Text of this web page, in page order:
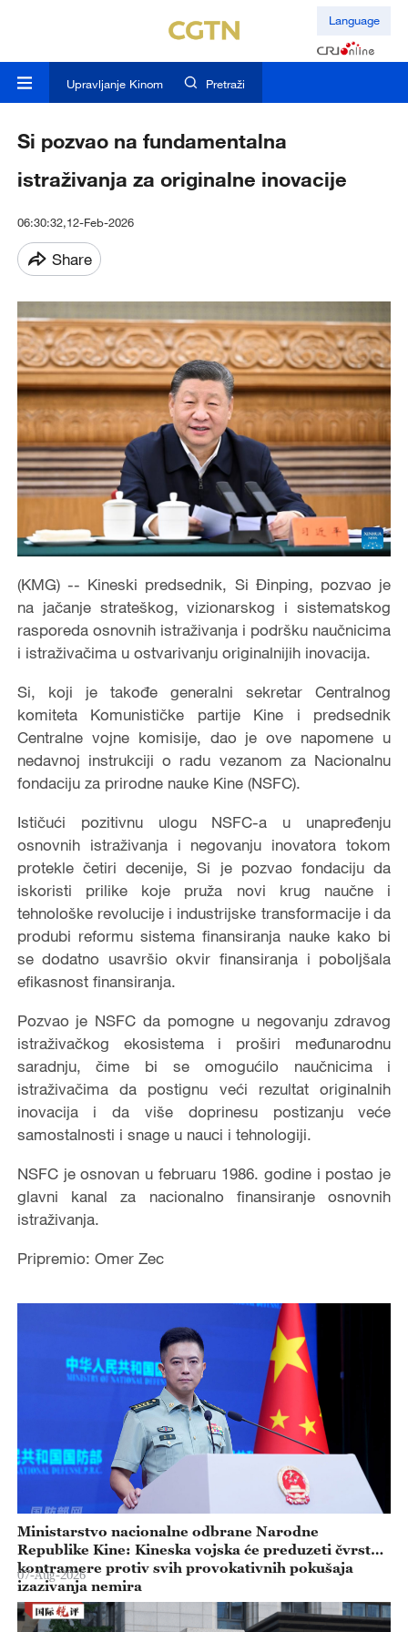
Language
Upravljanje Kinom Pretraži
Si pozvao na fundamentalna
istraživanja za originalne inovacije
06:30:32,12-Feb-2026
Share
(KMG) -- Kineski predsednik, Si Đinping, pozvao je
na jačanje strateškog, vizionarskog i sistematskog
rasporeda osnovnih istraživanja i podršku naučnicima
i istraživačima u ostvarivanju originalnijih inovacija.
Si, koji je takođe generalni sekretar Centralnog
komiteta Komunističke partije Kine i predsednik
Centralne vojne komisije, dao je ove napomene u
nedavnoj instrukciji o radu vezanom za Nacionalnu
fondaciju za prirodne nauke Kine (NSFC).
Ističući pozitivnu ulogu NSFC-a u unapređenju
osnovnih istraživanja i negovanju inovatora tokom
protekle četiri decenije, Si je pozvao fondaciju da
iskoristi prilike koje pruža novi krug naučne i
tehnološke revolucije i industrijske transformacije i da
produbi reformu sistema finansiranja nauke kako bi
se dodatno usavršio okvir finansiranja i poboljšala
efikasnost finansiranja.
Pozvao je NSFC da pomogne u negovanju zdravog
istraživačkog ekosistema i proširi međunarodnu
saradnju, čime bi se omogućilo naučnicima i
istraživačima da postignu veći rezultat originalnih
inovacija i da više doprinesu postizanju veće
samostalnosti i snage u nauci i tehnologiji.
NSFC je osnovan u februaru 1986. godine i postao je
glavni kanal za nacionalno finansiranje osnovnih
istraživanja.
Pripremio: Omer Zec
Ministarstvo nacionalne odbrane Narodne
Republike Kine: Kineska vojska će preduzeti čvrste
kontramere protiv svih provokativnih pokušaja
izazivanja nemira
07-Aug-2026